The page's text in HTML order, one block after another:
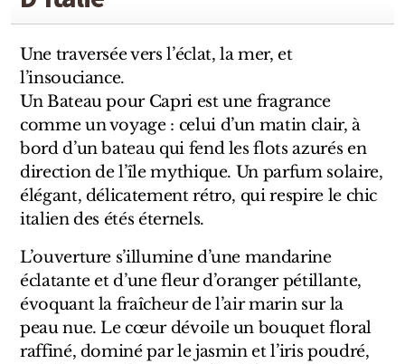
Une traversée vers l’éclat, la mer, et
l’insouciance.
Un Bateau pour Capri est une fragrance
comme un voyage : celui d’un matin clair, à
bord d’un bateau qui fend les flots azurés en
direction de l’île mythique. Un parfum solaire,
élégant, délicatement rétro, qui respire le chic
italien des étés éternels.
L’ouverture s’illumine d’une mandarine
éclatante et d’une fleur d’oranger pétillante,
évoquant la fraîcheur de l’air marin sur la
peau nue. Le cœur dévoile un bouquet floral
raffiné, dominé par le jasmin et l’iris poudré,
Parfum d'Empire
Stéphane Humbert Lucas
The Different Company
Perris Monte-carlo
Robert Piguet
Sensatio
Trudon
Marques Italiennes
Eau D'Italie